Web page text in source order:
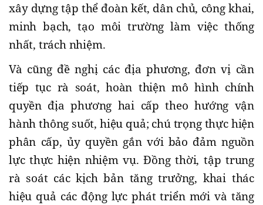
xây dựng tập thể đoàn kết, dân chủ, công khai,
minh bạch, tạo môi trường làm việc thống
nhất, trách nhiệm.
Và cũng đề nghị các địa phương, đơn vị cần
tiếp tục rà soát, hoàn thiện mô hình chính
quyền địa phương hai cấp theo hướng vận
hành thông suốt, hiệu quả; chú trọng thực hiện
phân cấp, ủy quyền gắn với bảo đảm nguồn
lực thực hiện nhiệm vụ. Đồng thời, tập trung
rà soát các kịch bản tăng trưởng, khai thác
hiệu quả các động lực phát triển mới và tăng